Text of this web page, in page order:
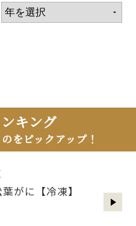
キング
をピックアップ！
がに【冷凍】